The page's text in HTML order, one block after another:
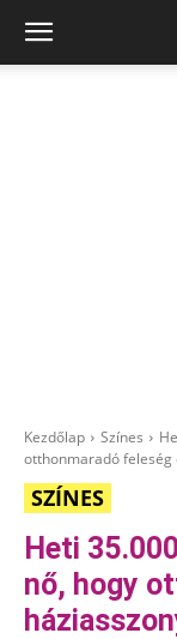
Kezdőlap Színes
otthonmaradó feleség
SZÍNES
Heti
nő, hogy